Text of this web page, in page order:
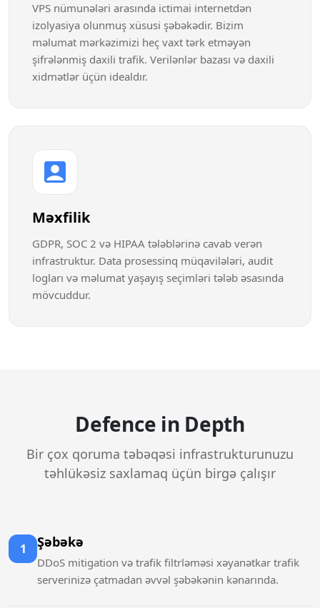
VPS nümunələri arasında ictimai internetdən
izolyasiya olunmuş xüsusi şəbəkədir. Bizim
məlumat mərkəzimizi heç vaxt tərk etməyən
şifrələnmiş daxili trafik. Verilənlər bazası və daxili
xidmətlər üçün idealdır.
Məxfilik
GDPR, SOC 2 və HIPAA tələblərinə cavab verən
infrastruktur. Data prosessinq müqavilələri, audit
logları və məlumat yaşayış seçimləri tələb əsasında
mövcuddur.
Defence in Depth
Bir çox qoruma təbəqəsi infrastrukturunuzu
təhlükəsiz saxlamaq üçün birgə çalışır
1 Şəbəkə
DDoS mitigation və trafik filtrləməsi xəyanətkar trafik
serverinizə çatmadan əvvəl şəbəkənin kənarında.